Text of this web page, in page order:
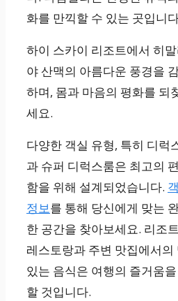
화를 만끽할 수 있는 곳입니
하이 스카이 리조트에서 히
야 산맥의 아름다운 풍경을
하며, 몸과 마음의 평화를 되
세요.
다양한 객실 유형, 특히 디럭
과 슈퍼 디럭스룸은 최고의
함을 위해 설계되었습니다.
정보를 통해 당신에게 맞는
한 공간을 찾아보세요. 리조
레스토랑과 주변 맛집에서의
있는 음식은 여행의 즐거움을
할 것입니다.